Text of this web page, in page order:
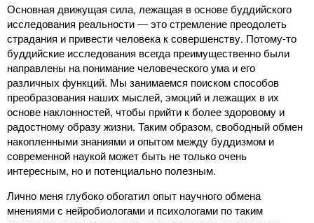
Основная движущая сила, лежащая в основе буддийского
исследования реальности ― это стремление преодолеть
страдания и привести человека к совершенству. Потому-то
буддийские исследования всегда преимущественно были
направлены на понимание человеческого ума и его
различных функций. Мы занимаемся поиском способов
преобразования наших мыслей, эмоций и лежащих в их
основе наклонностей, чтобы прийти к более здоровому и
радостному образу жизни. Таким образом, свободный обмен
накопленными знаниями и опытом между буддизмом и
современной наукой может быть не только очень
интересным, но и потенциально полезным.
Лично меня глубоко обогатил опыт научного обмена
мнениями с нейробиологами и психологами по таким